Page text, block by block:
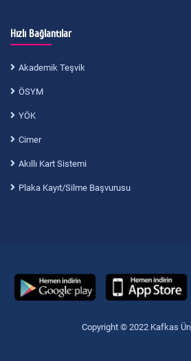
Hızlı Bağlantılar
Akademik Teşvik
ÖSYM
YÖK
Cimer
Akıllı Kart Sistemi
Plaka Kayıt/Silme Başvurusu
Copyright © 2022 Kafkas